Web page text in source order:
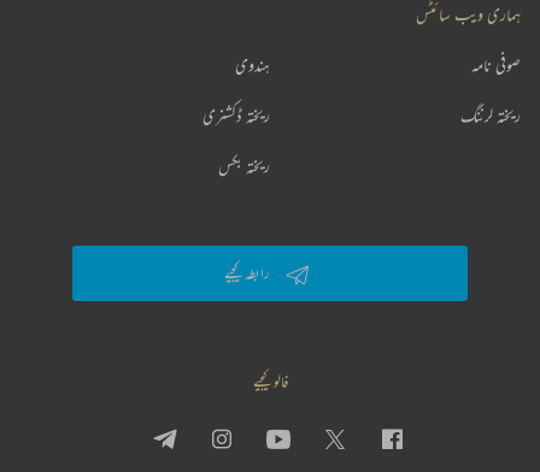
ہماری ویب سائٹس
ہندوی صوفی نامہ
ریختہ ڈکشنری ریختہ لرننگ
ریختہ بکس
رابطہ کیجیے
فالو کیجیے